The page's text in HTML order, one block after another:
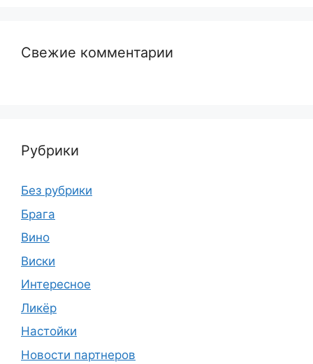
Свежие комментарии
Рубрики
Без рубрики
Брага
Вино
Виски
Интересное
Ликёр
Настойки
Новости партнеров